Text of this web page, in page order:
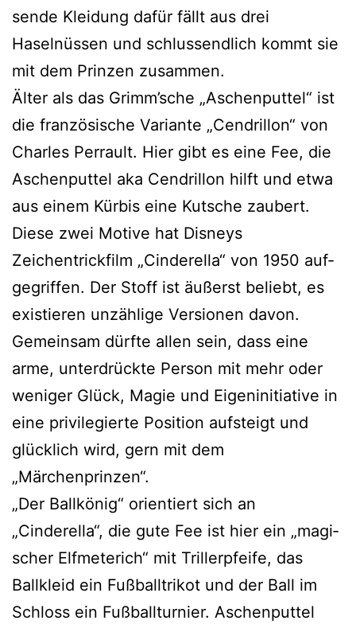
sen­de Kleidung dafür fällt aus drei
Haselnüssen und schluss­end­lich kommt sie
mit dem Prinzen zusammen.
Älter als das Grimm’sche „Aschenputtel“ ist
die fran­zö­si­sche Variante „Cendrillon“ von
Charles Perrault. Hier gibt es eine Fee, die
Aschenputtel aka Cendrillon hilft und etwa
aus einem Kürbis eine Kutsche zau­bert.
Diese zwei Motive hat Disneys
Zeichentrickfilm „Cinderella“ von 1950 auf­
ge­grif­fen. Der Stoff ist äußerst beliebt, es
exis­tie­ren unzäh­li­ge Versionen davon.
Gemeinsam dürf­te allen sein, dass eine
arme, unter­drück­te Person mit mehr oder
weni­ger Glück, Magie und Eigeninitiative in
eine pri­vi­le­gier­te Position auf­steigt und
glück­lich wird, gern mit dem
„Märchenprinzen“.
„Der Ballkönig“ ori­en­tiert sich an
„Cinderella“, die gute Fee ist hier ein „magi­
scher Elfmeterich“ mit Trillerpfeife, das
Ballkleid ein Fußballtrikot und der Ball im
Schloss ein Fußballturnier. Aschenputtel